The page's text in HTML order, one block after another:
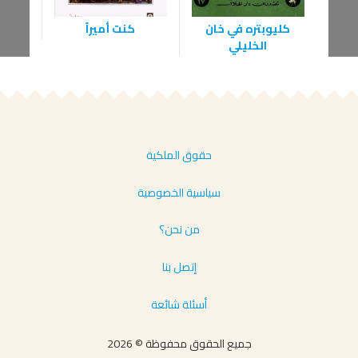
كليوبتره في خان
الخليلي
كنت أميراً
حقوق الملكية
سياسية الخصوصية
من نحن؟
إتصل بنا
أسئلة شائعة
جميع الحقوق محفوظة © 2026